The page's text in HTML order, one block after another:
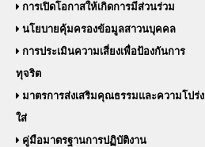
การเปิดโอกาสให้เกิดการมีส่วนร่วม
นโยบายคุ้มครองข้อมูลสาวนบุคคล
การประเมินความเสี่ยงเพื่อป้องกันการ
ทุจริต
มาตรการส่งเสริมคุณธรรมและความโปร่ง
ใส่
คู่มือมาตรฐานการปฏิบัติงาน